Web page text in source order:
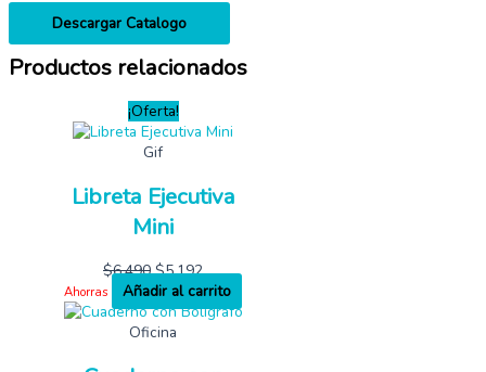
Descargar Catalogo
Productos relacionados
¡Oferta!
Gif
Libreta Ejecutiva
Mini
$6,490 $5,192
Ahorras
Añadir al carrito
Oficina